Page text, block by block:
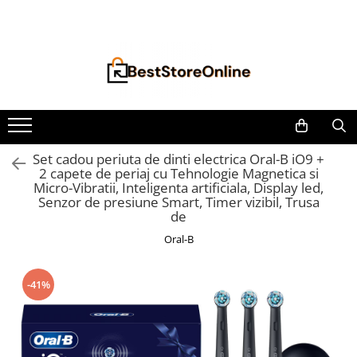
Accesorii aparate climatizare
Accesorii console gaming
Accesorii si Piese Aspiratoare
Aspiratoare Universale
Dyson
iRobot Roomba
Tefal Rowenta X-Force Flex
Xiaomi Roborock
Aspiratoare
Auto Moto
Set cadou periuta de dinti electrica Oral-B iO9 +
2 capete de periaj cu Tehnologie Magnetica si
Micro-Vibratii, Inteligenta artificiala, Display led,
Senzor de presiune Smart, Timer vizibil, Trusa
de
Oral-B
-41%